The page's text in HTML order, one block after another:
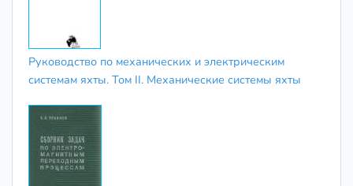
Руководство по механических и электрическим
системам яхты. Том II. Механические системы яхты